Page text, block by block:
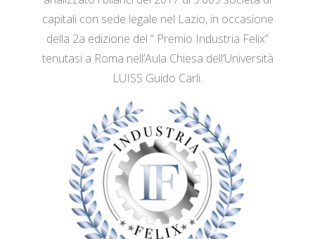
capitali con sede legale nel Lazio, in occasione
della 2a edizione del “ Premio Industria Felix”
tenutasi a Roma nell’Aula Chiesa dell’Università
LUISS Guido Carli.